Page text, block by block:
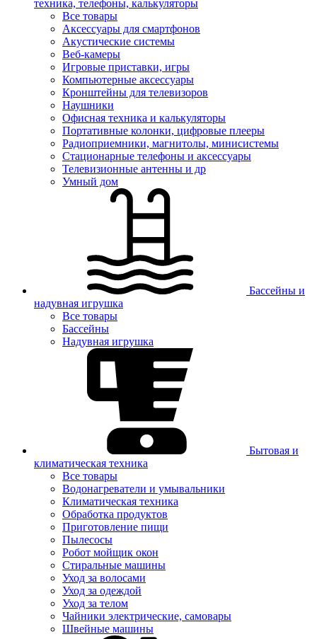
техника, телефоны, калькуляторы
Все товары
Аксессуары для смартфонов
Акустические системы
Веб-камеры
Игровые приставки, игры
Компьютерные аксессуары
Кронштейны для телевизоров
Наушники
Офисная техника и калькуляторы
Портативные колонки, цифровые плееры
Радиоприемники, магнитолы, минисистемы
Стационарные телефоны и аксессуары
Телевизионные антенны и др
Умный дом
Бассейны и
надувная игрушка
Все товары
Бассейны
Надувная игрушка
Бытовая и
климатическая техника
Все товары
Водонагреватели и умывальники
Климатическая техника
Обработка продуктов
Приготовление пищи
Пылесосы
Робот мойщик окон
Стиральные машины
Уход за волосами
Уход за одеждой
Уход за телом
Чайники электрические, самовары
Швейные машины